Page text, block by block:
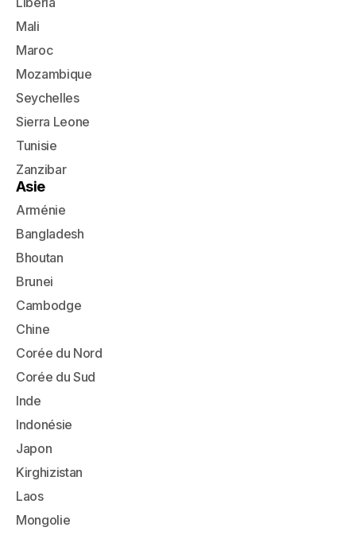
Mali
Maroc
Mozambique
Seychelles
Sierra Leone
Tunisie
Zanzibar
Asie
Arménie
Bangladesh
Bhoutan
Brunei
Cambodge
Chine
Corée du Nord
Corée du Sud
Inde
Indonésie
Japon
Kirghizistan
Laos
Mongolie